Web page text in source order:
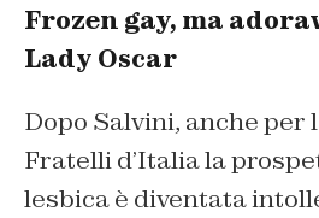
Frozen gay, ma
Lady Oscar
Dopo Salvini, anche per
Fratelli d’Italia la
lesbica è diventata